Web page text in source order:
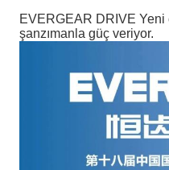
EVERGEAR DRIVE
şanzımanla güç veriyor.